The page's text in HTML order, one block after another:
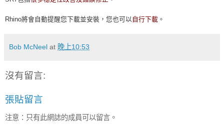
Rhino將會自動提醒您下載並安裝，您也可以 自行下載 。
Bob McNeel at 晚上10:53
沒有留言:
張貼留言
注意：只有此網誌的成員可以留言。